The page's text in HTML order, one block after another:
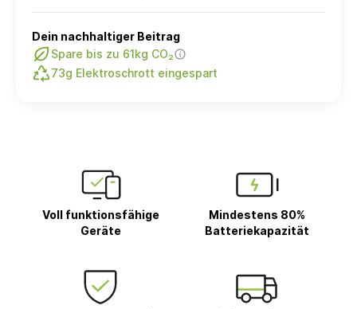
Dein nachhaltiger Beitrag
Spare bis zu 61kg CO₂
73g Elektroschrott eingespart
Voll funktionsfähige
Geräte
Mindestens 80%
Batteriekapazität